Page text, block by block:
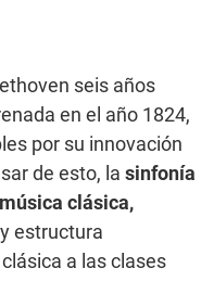
seis años
en el año 1824,
por su innovación
de esto, la sinfonía
clásica,
estructura
a las clases